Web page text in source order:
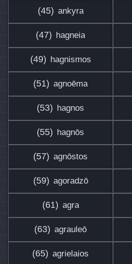
(45) ankyra
(47) hagneia
(49) hagnismos
(51) agnoēma
(53) hagnos
(55) hagnōs
(57) agnōstos
(59) agoradzō
(61) agra
(63) agrauleō
(65) agrielaios